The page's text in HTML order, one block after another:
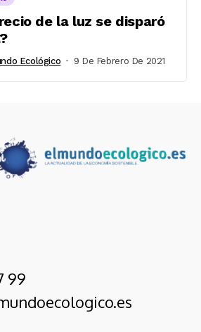
de la luz se disparó
Ecológico 9 De Febrero De 2021
99